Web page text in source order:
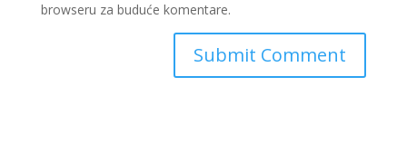
browseru za buduće komentare.